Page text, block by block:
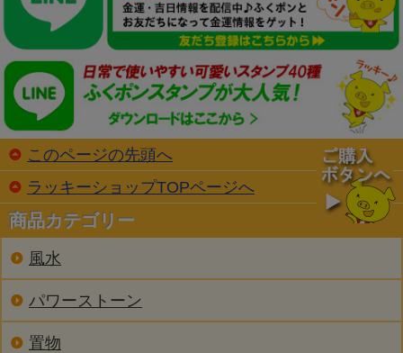
このページの先頭へ
ラッキーショップTOPページへ
商品カテゴリー
風水
パワーストーン
置物